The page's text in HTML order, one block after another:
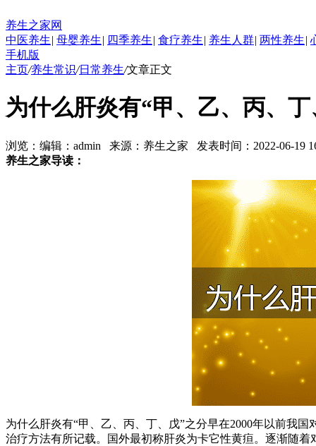
养生之家网
中医养生| 母婴养生| 四季养生| 食疗养生| 养生人群| 两性养生|
手机版
主页/养生常识/日常养生/文章正文
为什么肝炎有“甲、乙、丙、
浏览： 编辑： admin 来源： 养生之家 发表时间：2022-06-19
养生之家导读：
为什么肝炎有“甲、乙、丙、丁、戊”之分早在2000年以前我
治疗方法有所记载。国外最初称肝炎为卡它性黄疸。逐渐随